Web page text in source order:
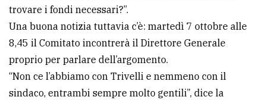
trovare i fondi necessari?”.
Una buona notizia tuttavia c’è: martedì 7 ottobre alle
8,45 il Comitato incontrerà il Direttore Generale
proprio per parlare dell’argomento.
“Non ce l’abbiamo con Trivelli e nemmeno con il
sindaco, entrambi sempre molto gentili”, dice la